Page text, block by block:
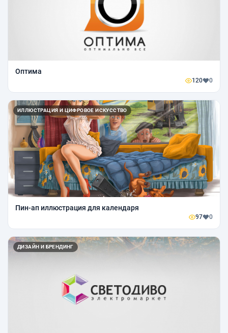
Оптима
120 0
ИЛЛЮСТРАЦИЯ И ЦИФРОВОЕ ИСКУССТВО
Пин-ап иллюстрация для календаря
97 0
ДИЗАЙН И БРЕНДИНГ